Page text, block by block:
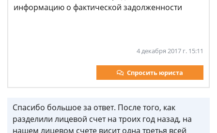
информацию о фактической задолженности
4 декабря 2017 г. 15:11
Спросить юриста
Спасибо большое за ответ. После того, как
разделили лицевой счет на троих год назад, на
нашем лицевом счете висит одна третья всей